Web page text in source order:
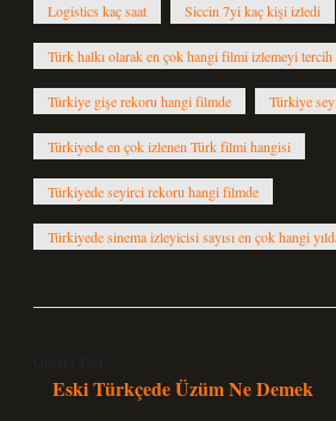
Logistics kaç saat Siccin 7yi kaç kişi izledi
Türk halkı olarak en çok hangi filmi izlemeyi
Türkiye gişe rekoru hangi filmde Türkiye
Türkiyede en çok izlenen Türk filmi hangisi
Türkiyede seyirci rekoru hangi filmde
Türkiyede sinema izleyicisi sayısı en çok hangi
Önceki Yazı
Eski Türkçede Üzüm Ne Demek